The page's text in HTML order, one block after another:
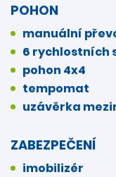
POHON
manuální
6 rychlostních
pohon 4x4
tempomat
uzávěrka
ZABEZPEČENÍ
imobilizér